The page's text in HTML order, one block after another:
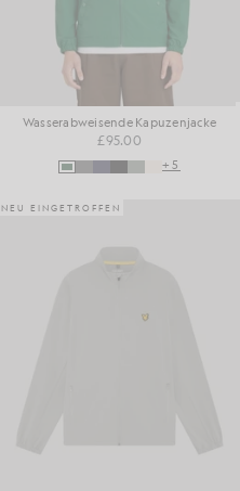
Wasserabweisende Kapuzenjacke
£95.00
+5
NEU EINGETROFFEN